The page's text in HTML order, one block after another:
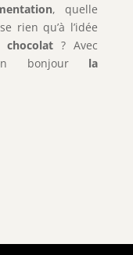
, quelle
rien qu’à l’idée
? Avec
bonjour la